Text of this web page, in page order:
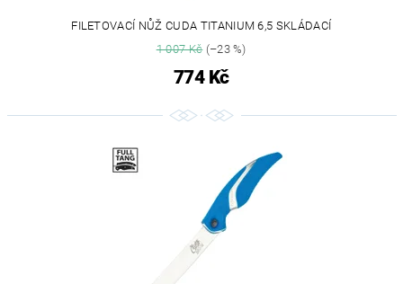
FILETOVACÍ NŮŽ CUDA TITANIUM 6,5 SKLÁDACÍ
1 007 Kč(–23 %)
774 Kč